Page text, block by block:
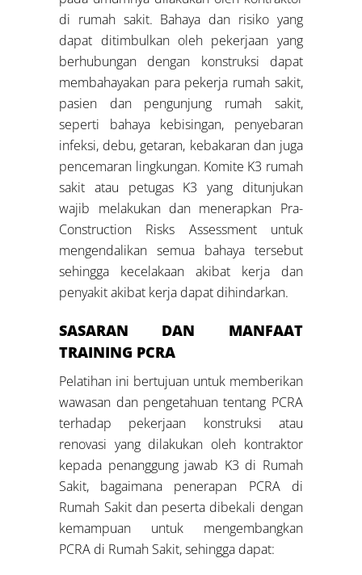
di rumah sakit. Bahaya dan risiko yang
dapat ditimbulkan oleh pekerjaan yang
berhubungan dengan konstruksi dapat
membahayakan para pekerja rumah sakit,
pasien dan pengunjung rumah sakit,
seperti bahaya kebisingan, penyebaran
infeksi, debu, getaran, kebakaran dan juga
pencemaran lingkungan. Komite K3 rumah
sakit atau petugas K3 yang ditunjukan
wajib melakukan dan menerapkan Pra-
Construction Risks Assessment untuk
mengendalikan semua bahaya tersebut
sehingga kecelakaan akibat kerja dan
penyakit akibat kerja dapat dihindarkan.
SASARAN DAN MANFAAT
TRAINING PCRA
Pelatihan ini bertujuan untuk memberikan
wawasan dan pengetahuan tentang PCRA
terhadap pekerjaan konstruksi atau
renovasi yang dilakukan oleh kontraktor
kepada penanggung jawab K3 di Rumah
Sakit, bagaimana penerapan PCRA di
Rumah Sakit dan peserta dibekali dengan
kemampuan untuk mengembangkan
PCRA di Rumah Sakit, sehingga dapat: